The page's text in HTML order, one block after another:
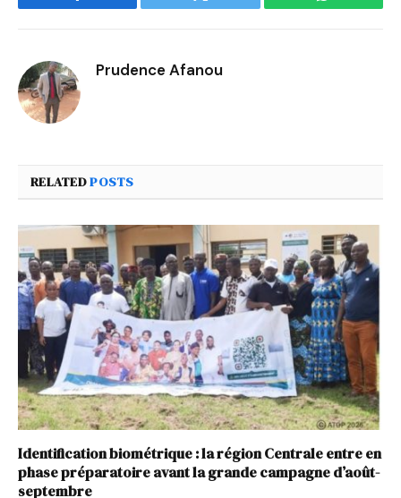
Facebook Twitter WhatsApp
Prudence Afanou
RELATEDPOSTS
Identification biométrique : la région Centrale entre en
phase préparatoire avant la grande campagne d’août-
septembre